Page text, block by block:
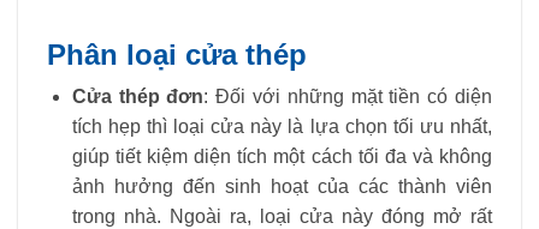
Phân loại cửa thép
Cửa thép đơn: Đối với những mặt tiền có diện
tích hẹp thì loại cửa này là lựa chọn tối ưu nhất,
giúp tiết kiệm diện tích một cách tối đa và không
ảnh hưởng đến sinh hoạt của các thành viên
trong nhà. Ngoài ra, loại cửa này đóng mở rất